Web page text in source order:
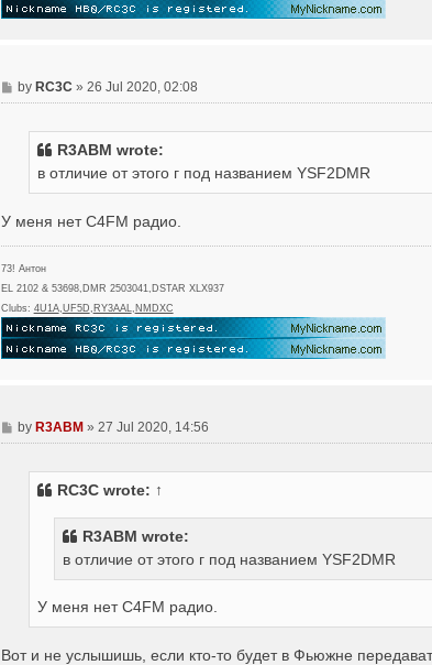
P
o
byRC3C »26 Jul 2020, 02:08
R3ABM wrote:
в отличие от этого г под названием YSF2DMR
У меня нет C4FM радио.
73! Антон
EL 2102 & 53698,DMR 2503041,DSTAR XLX937
Clubs: 4U1A, UF5D RY3AAL NMDXC
P
o
byR3ABM » 27 Jul 2020, 14:56
RC3Cwrote: ↑
R3ABM wrote:
в отличие от этого г под названием YSF2DMR
У меня нет C4FM радио.
Вот и не услышишь, если кто-то будет в Фьюжне